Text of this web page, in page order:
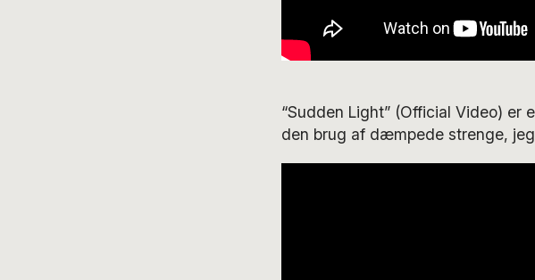
“Sudden Light” (Official Video) er
den brug af dæmpede strenge,